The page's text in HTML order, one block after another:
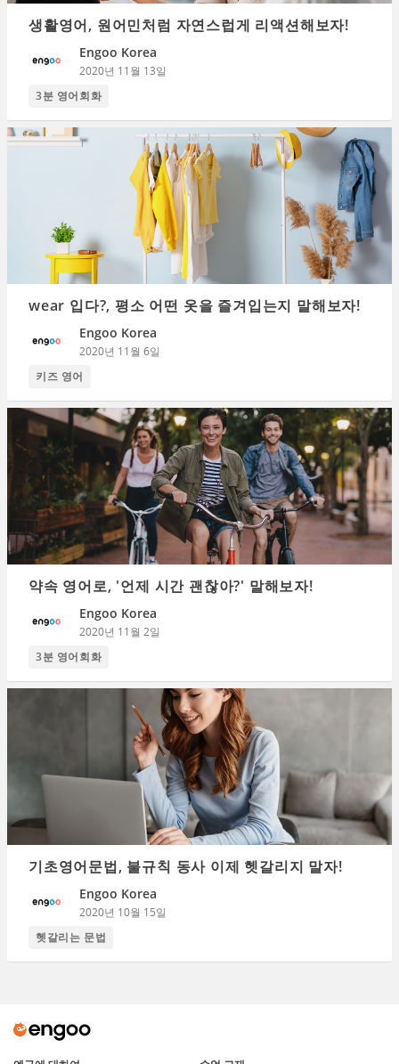
생활영어, 원어민처럼 자연스럽게 리액션해보자!
Engoo Korea
2020년 11월 13일
3분 영어회화
wear 입다?, 평소 어떤 옷을 즐겨입는지 말해보자!
Engoo Korea
2020년 11월 6일
키즈 영어
약속 영어로, '언제 시간 괜찮아?' 말해보자!
Engoo Korea
2020년 11월 2일
3분 영어회화
기초영어문법, 불규칙 동사 이제 헷갈리지 말자!
Engoo Korea
2020년 10월 15일
헷갈리는 문법